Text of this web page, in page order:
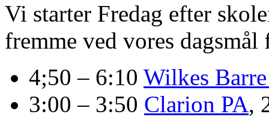
Vi starter Fredag efter
fremme ved vores
4;50 – 6:10 Wilkes
3:00 – 3:50 Clarion PA,